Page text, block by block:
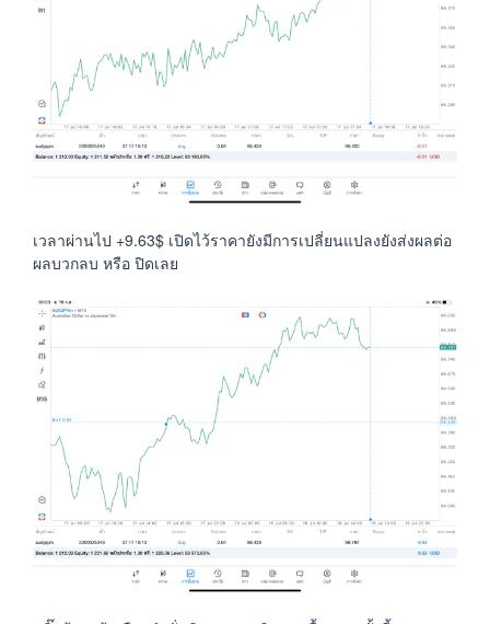
เวลาผ่านไป +9.63$ เปิดไว้ราคายังมีการเปลี่ยนแปลงยังส่งผลต่อ
ผลบวกลบ หรือ ปิดเลย